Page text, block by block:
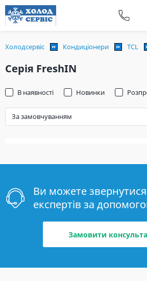
Холодсервіс Кондиціонери TCL
Серія FreshIN
В наявності Новинки
Ви можете
експертів за
Замовити